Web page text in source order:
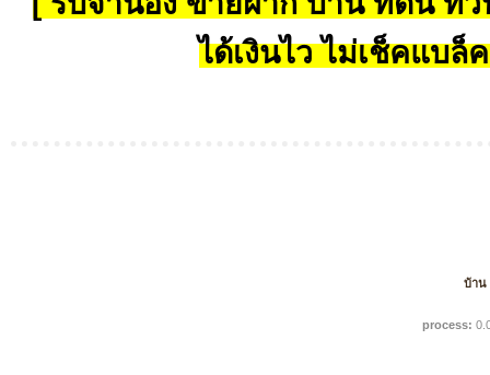
ได้เงินไว ไม่เช็คแบล็
บ้าน
process: